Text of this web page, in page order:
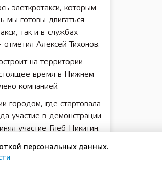
элеткротакси, которым
мы готовы двигаться
так и в службах
Алексей Тихонов.
на территории
время в Нижнем
компанией.
городом, где стартовала
участие в демонстрации
участие Глеб Никитин.
конференций для
развития цифровой
и реализации
персональных данных.